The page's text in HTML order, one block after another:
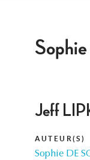
Jeff
AUTEUR(S)
Sophie DE